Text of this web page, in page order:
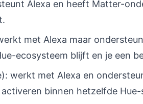
Alexa en heeft Matter-
met Alexa maar
ecosysteem blijft en je een
werkt met Alexa en
binnen hetzelfde Hue-